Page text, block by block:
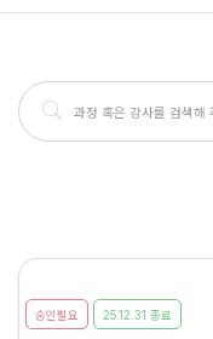
승인필요 25.12.31 종료